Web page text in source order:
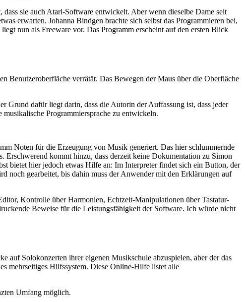
sie auch Atari-Software entwickelt. Aber wenn dieselbe Dame seit
erwarten. Johanna Bindgen brachte sich selbst das Programmieren bei,
nun als Freeware vor. Das Programm erscheint auf den ersten Blick
Benutzeroberfläche verrätät. Das Bewegen der Maus über die Oberfläche
Grund dafür liegt darin, dass die Autorin der Auffassung ist, dass jeder
Programmiersprache zu entwickeln.
Noten für die Erzeugung von Musik generiert. Das hier schlummernde
kommt hinzu, dass derzeit keine Dokumentation zu Simon
bietet hier jedoch etwas Hilfe an: Im Interpreter findet sich ein Button, der
noch gearbeitet, bis dahin muss der Anwender mit den Erklärungen auf
Kontrolle über Harmonien, Echtzeit-Manipulationen über Tastatur-
Beweise für die Leistungsfähigkeit der Software. Ich würde nicht
auf Solokonzerten ihrer eigenen Musikschule abzuspielen, aber der das
mehrseitiges Hilfssystem. Diese Online-Hilfe listet alle
Umfang möglich.